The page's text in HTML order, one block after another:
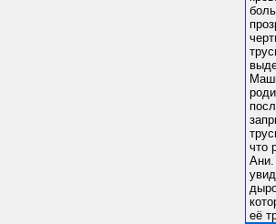
что
Ани.
её